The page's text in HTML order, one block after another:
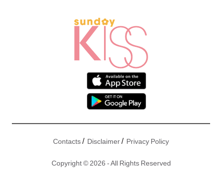
Contacts/ Disclaimer/ Privacy Policy
Copyright © 2026 - All Rights Reserved